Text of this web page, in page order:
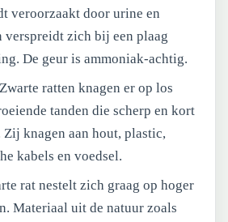
veroorzaakt door urine en
verspreidt zich bij een plaag
De geur is ammoniak-achtig.
ratten knagen er op los
tanden die scherp en kort
knagen aan hout, plastic,
kabels en voedsel.
rat nestelt zich graag op hoger
Materiaal uit de natuur zoals